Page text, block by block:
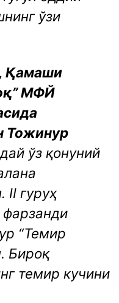
ўзи
Қамаши
МФЙ
Тожинур
ўз қонуний
II гуруҳ
фарзанди
“Темир
Бироқ
темир кучини